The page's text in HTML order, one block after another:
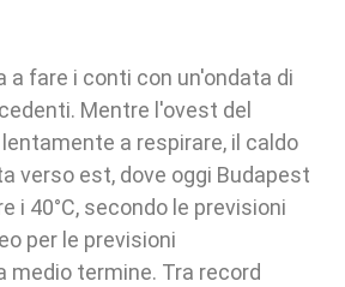
a fare i conti con un'ondata di
Mentre l'ovest del
a respirare, il caldo
verso est, dove oggi Budapest
i 40°C, secondo le previsioni
per le previsioni
medio termine. Tra record